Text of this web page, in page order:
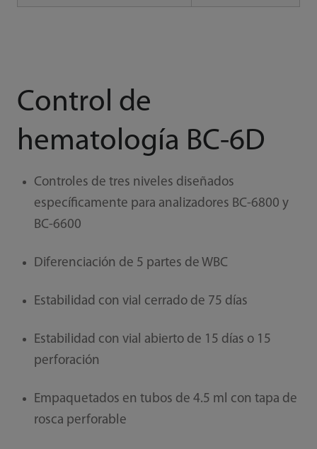
Control de
hematología BC-6D
Controles de tres niveles diseñados
específicamente para analizadores BC-6800 y
BC-6600
Diferenciación de 5 partes de WBC
Estabilidad con vial cerrado de 75 días
Estabilidad con vial abierto de 15 días o 15
perforación
Empaquetados en tubos de 4.5 ml con tapa de
rosca perforable